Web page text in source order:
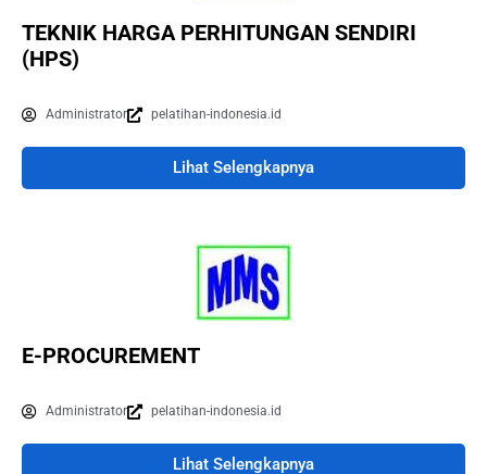
TEKNIK HARGA PERHITUNGAN SENDIRI
(HPS)
Administrator pelatihan-indonesia.id
Lihat Selengkapnya
E-PROCUREMENT
Administrator pelatihan-indonesia.id
Lihat Selengkapnya